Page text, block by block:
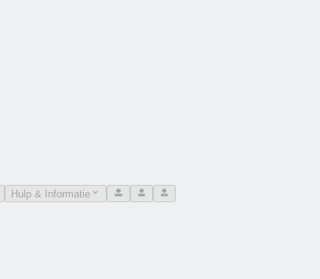
Hulp & Informatie